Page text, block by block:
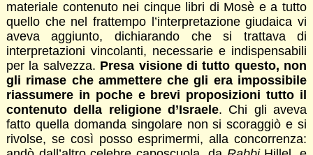
materiale contenuto nei cinque libri di Mosè e a tutto
quello che nel frattempo l’interpretazione giudaica vi
aveva aggiunto, dichiarando che si trattava di
interpretazioni vincolanti, necessarie e indispensabili
per la salvezza. Presa visione di tutto questo, non
gli rimase che ammettere che gli era impossibile
riassumere in poche e brevi proposizioni tutto il
contenuto della religione d’Israele. Chi gli aveva
fatto quella domanda singolare non si scoraggiò e si
rivolse, se così posso esprimermi, alla concorrenza: